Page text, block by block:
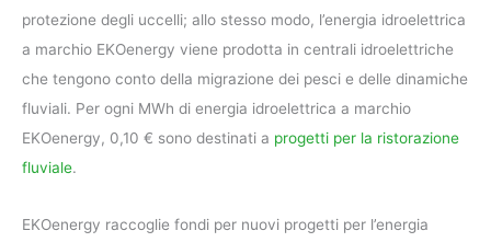
protezione degli uccelli; allo stesso modo, l’energia idroelettrica
a marchio EKOenergy viene prodotta in centrali idroelettriche
che tengono conto della migrazione dei pesci e delle dinamiche
fluviali. Per ogni MWh di energia idroelettrica a marchio
EKOenergy, 0,10 € sono destinati a progetti per la ristorazione
fluviale.
EKOenergy raccoglie fondi per nuovi progetti per l’energia